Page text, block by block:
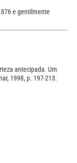
e gentilmente
antecipada. Um
1998, p. 197-213.